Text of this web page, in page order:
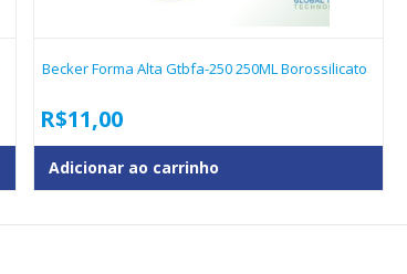
Becker Forma Alta Gtbfa-250 250ML Borossilicato
R$11,00
Adicionar ao carrinho